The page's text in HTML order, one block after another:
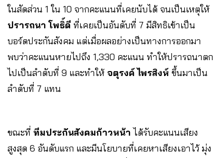
ในสัดส่วน 1 ใน 10 จากคะแนนที่เคยนับได้ จนเป็นเหตุให้
ปรารถนา โพธิ์ดี ที่เคยเป็นอันดับที่ 7 มีสิทธิเข้าเป็น
บอร์ดประกันสังคม แต่เมื่อผลอย่างเป็นทางการออกมา
พบว่าคะแนนหายไปถึง 1,330 คะแนน ทำให้ปรารถนาตก
ไปเป็นลำดับที่ 9 และทำให้ จตุรงค์ ไพรสิงห์ ขึ้นมาเป็น
ลำดับที่ 7 แทน
ขณะที่ ทีมประกันสังคมก้าวหน้า ได้รับคะแนนเสียง
สูงสุด 6 อันดับแรก และมีนโยบายที่เคยหาเสียงเอาไว้ มุ่ง